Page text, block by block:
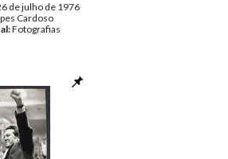
de julho de 1976
Cardoso
Fotografias